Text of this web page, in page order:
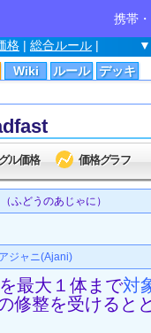
携帯
Wiki ルール デッキ
格 | 総合ルール |
ル価格 価格グラフ
（ふどうのあじゃに）
アジャニ(Ajani)
を最大１体まで対
修整を受けると